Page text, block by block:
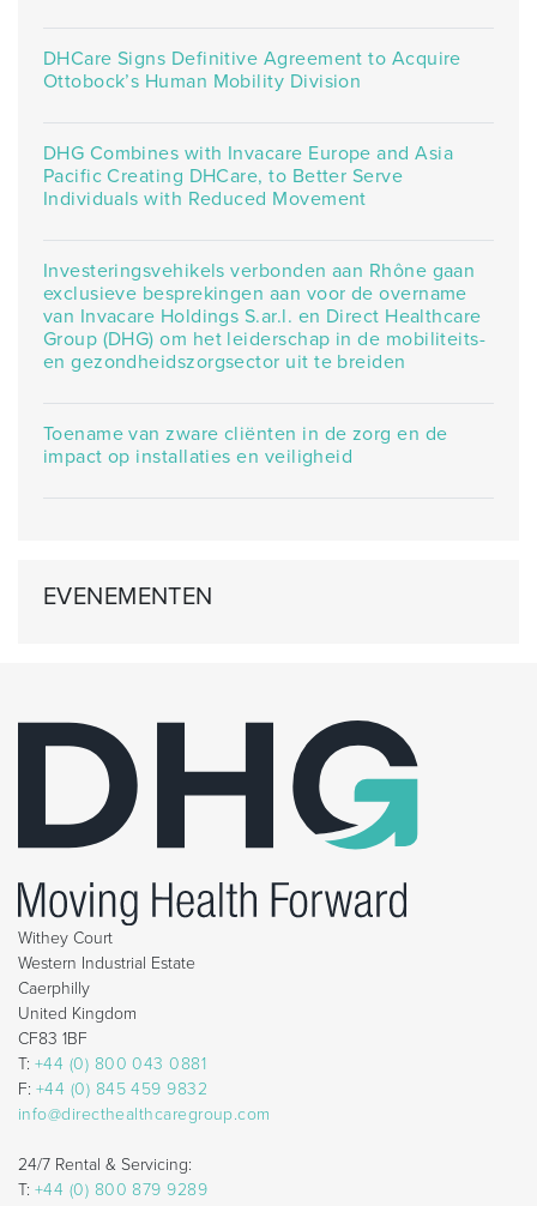
DHCare Signs Definitive Agreement to Acquire
Ottobock’s Human Mobility Division
DHG Combines with Invacare Europe and Asia
Pacific Creating DHCare, to Better Serve
Individuals with Reduced Movement
Investeringsvehikels verbonden aan Rhône gaan
exclusieve besprekingen aan voor de overname
van Invacare Holdings S.ar.l. en Direct Healthcare
Group (DHG) om het leiderschap in de mobiliteits-
en gezondheidszorgsector uit te breiden
Toename van zware cliënten in de zorg en de
impact op installaties en veiligheid
EVENEMENTEN
Withey Court
Western Industrial Estate
Caerphilly
United Kingdom
CF83 1BF
T: +44 (0) 800 043 0881
F: +44 (0) 845 459 9832
info@directhealthcaregroup.com
24/7 Rental & Servicing:
T: +44 (0) 800 879 9289